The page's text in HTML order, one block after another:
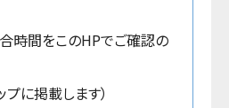
時間をこのHPでご確認の
プに掲載します）